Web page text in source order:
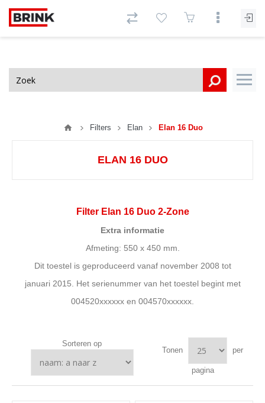
Filters Elan Elan 16 Duo
ELAN 16 DUO
Filter Elan 16 Duo 2-Zone
Extra informatie
Afmeting: 550 x 450 mm.
Dit toestel is geproduceerd vanaf november 2008 tot
januari 2015. Het serienummer van het toestel begint met
004520xxxxxx en 004570xxxxxx.
Sorteren op
Tonen per
pagina